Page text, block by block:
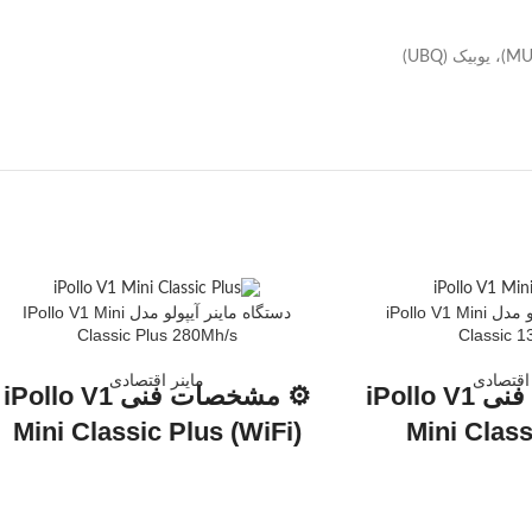
دستگاه ماینر آیپولو مدل iPollo V1 Mini
Classic
اقتصادی⚙️ مشخصات فنی iPollo V1
Mini
دستگاه ماینر آیپولو مدل IPollo V1 Mini
Classic Plus 280Mh/s
ماینر اقتصادی⚙️ مشخصات فنی iPollo V1
Mini Classic Plus (WiFi)